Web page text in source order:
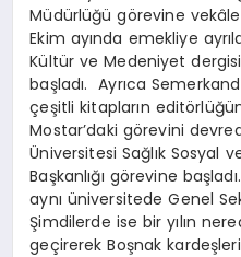
Müdürlüğü görevine
Ekim ayında emekliye
Kültür ve Medeniyet
başladı. Ayrıca
çeşitli kitapların
Mostar’daki görevini
Üniversitesi Sağlık Sosyal
Başkanlığı görevine
aynı üniversitede Genel
Şimdilerde ise bir yılın
geçirerek Boşnak